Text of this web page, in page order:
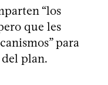
“los
que les
para
plan.